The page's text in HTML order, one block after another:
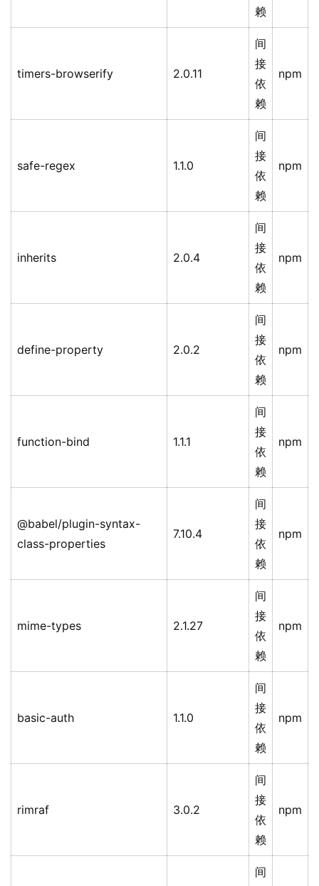
赖
timers-browserify 2.0.11
间
接
依
赖
npm
safe-regex 1.1.0
间
接
依
赖
npm
inherits 2.0.4
间
接
依
赖
npm
define-property 2.0.2
间
接
依
赖
npm
function-bind 1.1.1
间
接
依
赖
npm
@babel/plugin-syntax-
class-properties
7.10.4
间
接
依
赖
npm
mime-types 2.1.27
间
接
依
赖
npm
basic-auth 1.1.0
间
接
依
赖
npm
rimraf 3.0.2
间
接
依
赖
npm
间